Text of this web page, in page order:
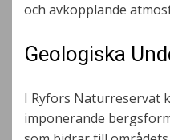
och avkopplande
Geologiska
I Ryfors Naturreservat
imponerande